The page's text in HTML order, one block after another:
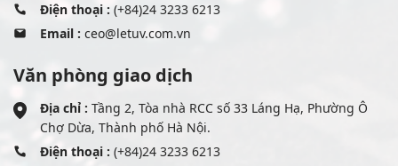
Điện thoại : (+84)24 3233 6213
Email : ceo@letuv.com.vn
Văn phòng giao dịch
Địa chỉ : Tầng 2, Tòa nhà RCC số 33 Láng Hạ, Phường Ô
Chợ Dừa, Thành phố Hà Nội.
Điện thoại : (+84)24 3233 6213